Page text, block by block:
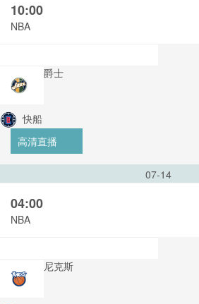
10:00
NBA
爵士
快船
高清直播
07-14
04:00
NBA
尼克斯